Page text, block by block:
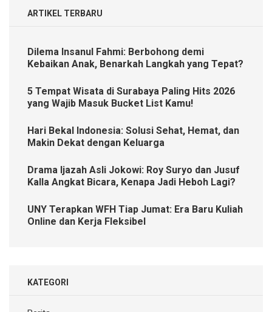
ARTIKEL TERBARU
Dilema Insanul Fahmi: Berbohong demi
Kebaikan Anak, Benarkah Langkah yang Tepat?
5 Tempat Wisata di Surabaya Paling Hits 2026
yang Wajib Masuk Bucket List Kamu!
Hari Bekal Indonesia: Solusi Sehat, Hemat, dan
Makin Dekat dengan Keluarga
Drama Ijazah Asli Jokowi: Roy Suryo dan Jusuf
Kalla Angkat Bicara, Kenapa Jadi Heboh Lagi?
UNY Terapkan WFH Tiap Jumat: Era Baru Kuliah
Online dan Kerja Fleksibel
KATEGORI